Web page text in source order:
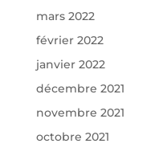
mars 2022
février 2022
janvier 2022
décembre 2021
novembre 2021
octobre 2021